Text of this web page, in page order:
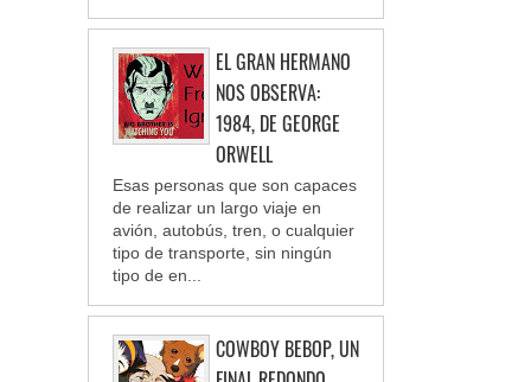
EL GRAN HERMANO
NOS OBSERVA:
1984, DE GEORGE
ORWELL
Esas personas que son capaces
de realizar un largo viaje en
avión, autobús, tren, o cualquier
tipo de transporte, sin ningún
tipo de en...
COWBOY BEBOP, UN